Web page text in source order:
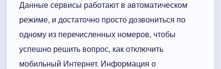
Данные сервисы работают в автоматическом
режиме, и достаточно просто дозвониться по
одному из перечисленных номеров, чтобы
успешно решить вопрос, как отключить
мобильный Интернет. Информация о